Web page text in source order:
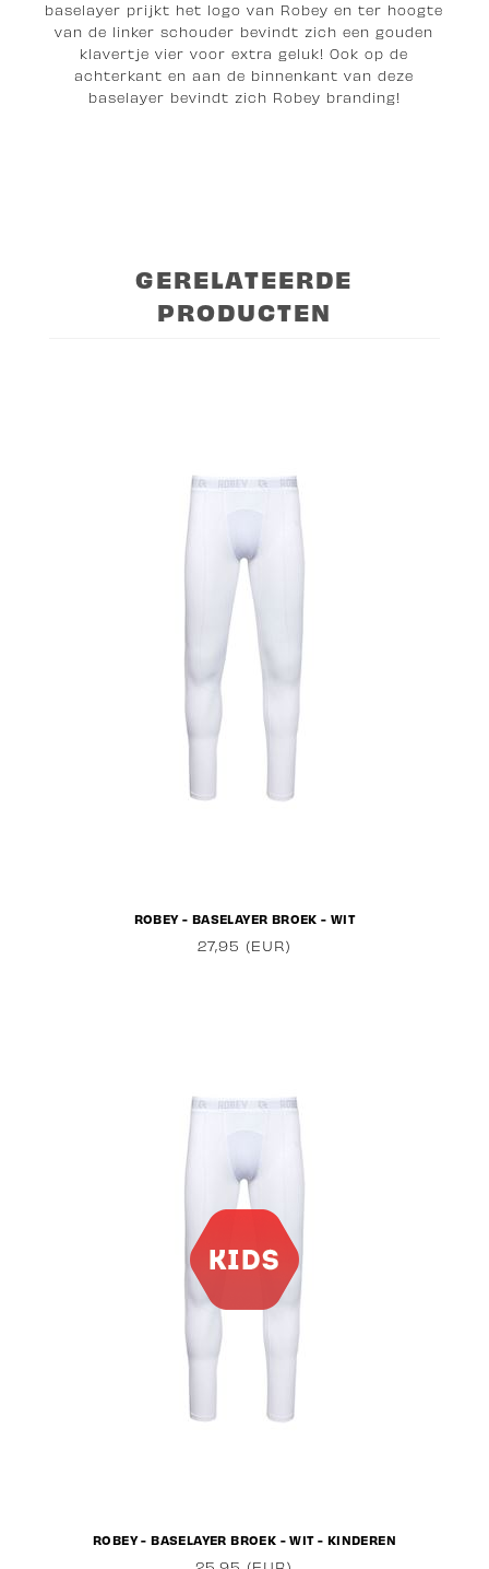
baselayer prijkt het logo van Robey en ter hoogte
van de linker schouder bevindt zich een gouden
klavertje vier voor extra geluk! Ook op de
achterkant en aan de binnenkant van deze
baselayer bevindt zich Robey branding!
GERELATEERDE
PRODUCTEN
ROBEY - BASELAYER BROEK - WIT
27,95 (EUR)
ROBEY - BASELAYER BROEK - WIT - KINDEREN
25,95 (EUR)